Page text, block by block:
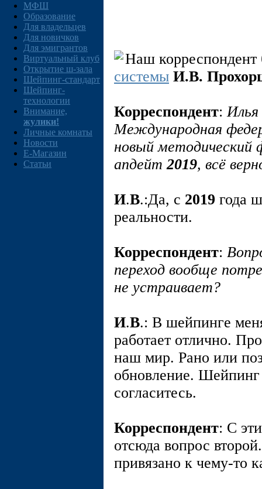
МФШ
Образование
Для владельцев
Для новичков
Для эмигрантов
Виртуальный клуб
Открытие ш-зала
Шейпинг-стандарт
Шейпинг-
технологии
Внимание,
жулики!
Личные комнаты
Новости
E-Магазин
Статьи
Наш корреспондент
системы И.В.
Корреспондент:
Международная
новый
апдейт2019, всё
И.В.:Да, с 2019 года
реальности.
Корреспондент:
переход вообще
не устраивает?
И.В.: В шейпинге
работает отлично.
наш мир. Рано или
обновление.
согласитесь.
Корреспондент: С
отсюда вопрос
привязано к чему-то